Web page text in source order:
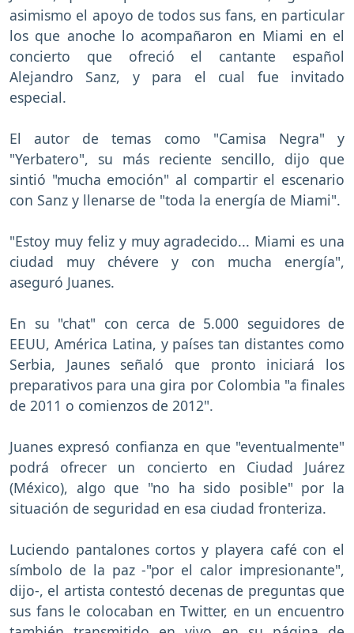
asimismo el apoyo de todos sus fans, en particular
los que anoche lo acompañaron en Miami en el
concierto que ofreció el cantante español
Alejandro Sanz, y para el cual fue invitado
especial.
El autor de temas como "Camisa Negra" y
"Yerbatero", su más reciente sencillo, dijo que
sintió "mucha emoción" al compartir el escenario
con Sanz y llenarse de "toda la energía de Miami".
"Estoy muy feliz y muy agradecido... Miami es una
ciudad muy chévere y con mucha energía",
aseguró Juanes.
En su "chat" con cerca de 5.000 seguidores de
EEUU, América Latina, y países tan distantes como
Serbia, Jaunes señaló que pronto iniciará los
preparativos para una gira por Colombia "a finales
de 2011 o comienzos de 2012".
Juanes expresó confianza en que "eventualmente"
podrá ofrecer un concierto en Ciudad Juárez
(México), algo que "no ha sido posible" por la
situación de seguridad en esa ciudad fronteriza.
Luciendo pantalones cortos y playera café con el
símbolo de la paz -"por el calor impresionante",
dijo-, el artista contestó decenas de preguntas que
sus fans le colocaban en Twitter, en un encuentro